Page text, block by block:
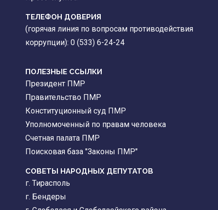
ТЕЛЕФОН ДОВЕРИЯ
(горячая линия по вопросам противодействия
коррупции): 0 (533) 6-24-24
ПОЛЕЗНЫЕ ССЫЛКИ
Президент ПМР
Правительство ПМР
Конституционный суд ПМР
Уполномоченный по правам человека
Счетная палата ПМР
Поисковая база "Законы ПМР"
СОВЕТЫ НАРОДНЫХ ДЕПУТАТОВ
г. Тирасполь
г. Бендеры